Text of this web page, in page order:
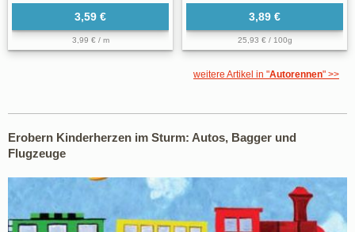
3,59 €
3,99 € / m
3,89 €
25,93 € / 100g
weitere Artikel in "Autorennen" >>
Erobern Kinderherzen im Sturm: Autos, Bagger und
Flugzeuge